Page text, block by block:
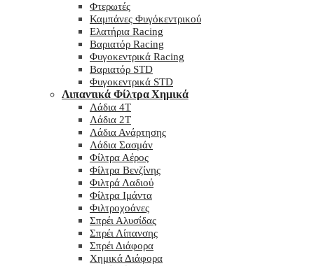
Φτερωτές
Καμπάνες Φυγόκεντρικού
Ελατήρια Racing
Βαριατόρ Racing
Φυγοκεντρικά Racing
Βαριατόρ STD
Φυγοκεντρικά STD
Λιπαντικά Φίλτρα Χημικά
Λάδια 4T
Λάδια 2T
Λάδια Ανάρτησης
Λάδια Σασμάν
Φίλτρα Αέρος
Φίλτρα Βενζίνης
Φιλτρά Λαδιού
Φίλτρα Ιμάντα
Φιλτροχοάνες
Σπρέι Αλυσίδας
Σπρέι Λίπανσης
Σπρέι Διάφορα
Χημικά Διάφορα